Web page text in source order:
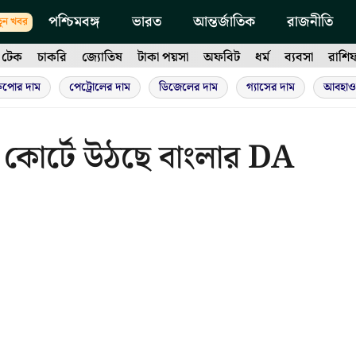
খবর পশ্চিমবঙ্গ ভারত আন্তর্জাতিক রাজনীতি
টেক চাকরি জ্যোতিষ টাকা পয়সা অফবিট ধর্ম ব্যবসা
দাম পেট্রোলের দাম ডিজেলের দাম গ্যাসের দাম
উঠছে বাংলার DA